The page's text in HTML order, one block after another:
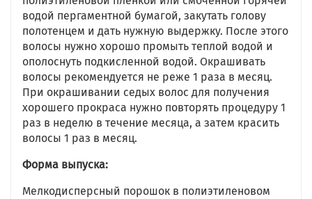
водой пергаментной бумагой, закутать голову
полотенцем и дать нужную выдержку. После этого
волосы нужно хорошо промыть теплой водой и
ополоснуть подкисленной водой. Окрашивать
волосы рекомендуется не реже 1 раза в месяц.
При окрашивании седых волос для получения
хорошего прокраса нужно повторять процедуру 1
раз в неделю в течение месяца, а затем красить
волосы 1 раз в месяц.
Форма выпуска:
Мелкодисперсный порошок в полиэтиленовом